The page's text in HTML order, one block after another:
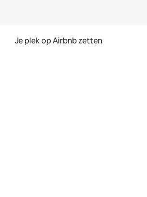
Je plek op Airbnb zetten